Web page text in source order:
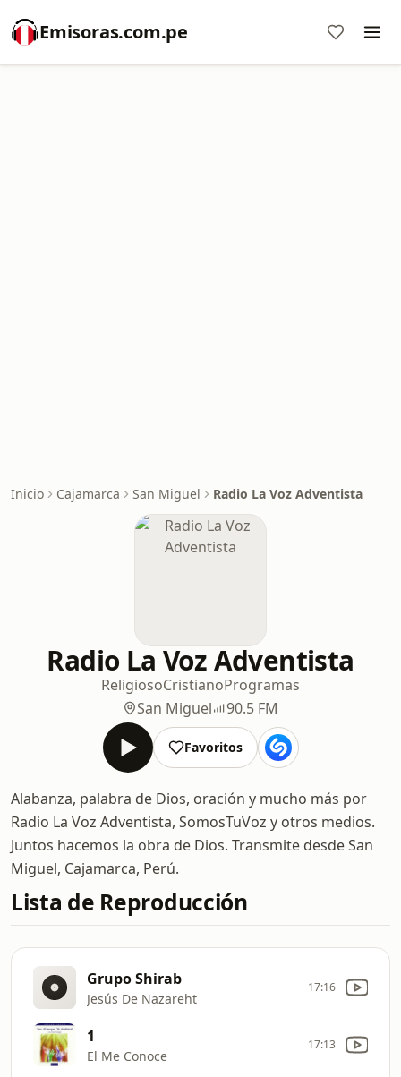
Emisoras.com.pe
Inicio Cajamarca San Miguel Radio La Voz Adventista
Radio La Voz Adventista
ReligiosoCristianoProgramas
San Miguel
90.5 FM
Favoritos
Alabanza, palabra de Dios, oración y mucho más por
Radio La Voz Adventista, SomosTuVoz y otros medios.
Juntos hacemos la obra de Dios. Transmite desde San
Miguel, Cajamarca, Perú.
Lista de Reproducción
Grupo Shirab
Jesús De Nazareht
17:16
1
El Me Conoce
17:13